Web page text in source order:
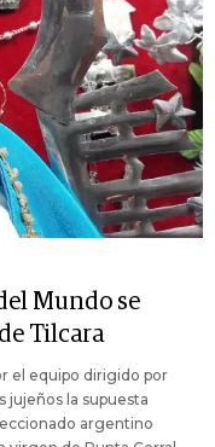
Mundo se
Tilcara
el equipo dirigido por
jujeños la supuesta
argentino